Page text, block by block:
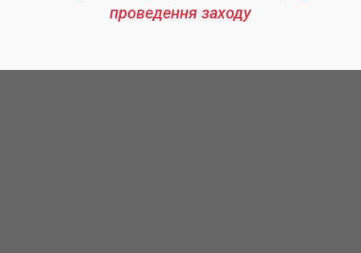
проведення заходу